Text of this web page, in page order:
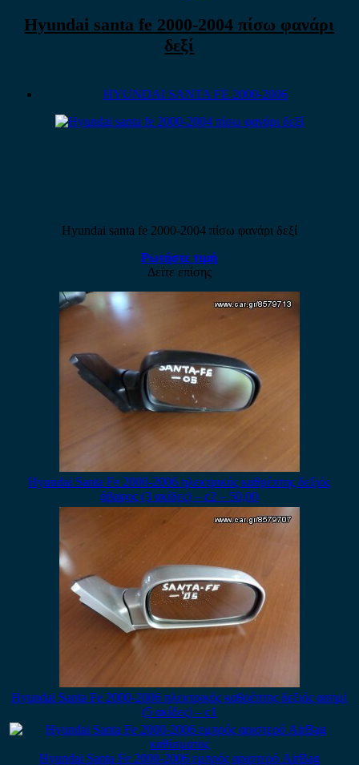
Hyundai santa fe 2000-2004 πίσω φανάρι
δεξί
HYUNDAI SANTA FE 2000-2006
Hyundai santa fe 2000-2004 πίσω φανάρι δεξί
Ρωτήστε τιμή
Δείτε επίσης
Hyundai Santa Fe 2000-2006 ηλεκτρικός καθρέπτης δεξιός
άβαφος (3 ακίδες) – c2 – 50,00
Hyundai Santa Fe 2000-2006 ηλεκτρικός καθρέπτης δεξιός ασημί
(5 ακίδες) – c1
Hyundai Santa Fe 2000-2006 εμπρός αριστερό AirBag